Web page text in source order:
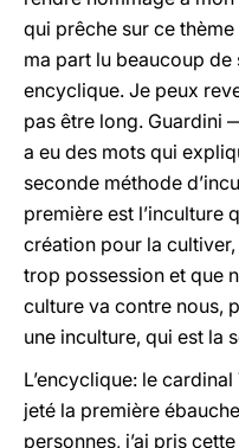
qui prêche sur ce
ma part lu beaucoup
encyclique. Je peux
pas être long. Guardini
a eu des mots qui
seconde méthode
première est l’inculture
création pour la
trop possession et que
culture va contre nous,
une inculture, qui est la
L’encyclique: le
jeté la première
personnes, j’ai pris